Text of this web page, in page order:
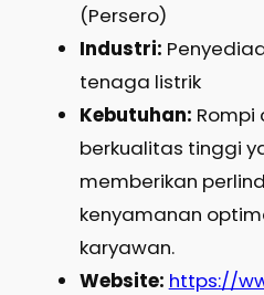
(Persero)
Industri:
tenaga listrik
Kebutuhan: Rompi
berkualitas tinggi
memberikan
kenyamanan
karyawan.
Website: https://